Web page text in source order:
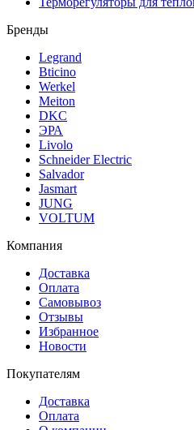
Бренды
Legrand
Bticino
Werkel
Meiton
DKC
ЭРА
Livolo
Schneider Electric
Salvador
Jasmart
JUNG
VOLTUM
Компания
Доставка
Оплата
Самовывоз
Отзывы
Избранное
Новости
Покупателям
Доставка
Оплата